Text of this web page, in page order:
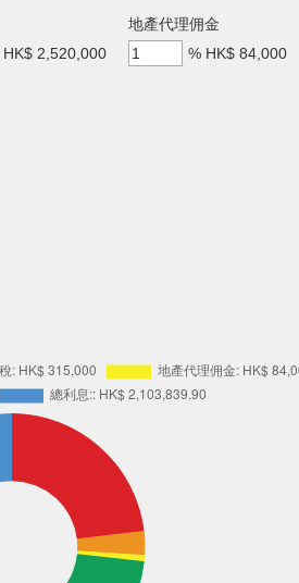
HK$ 2,520,000
地產代理佣金
% HK$ 84,000